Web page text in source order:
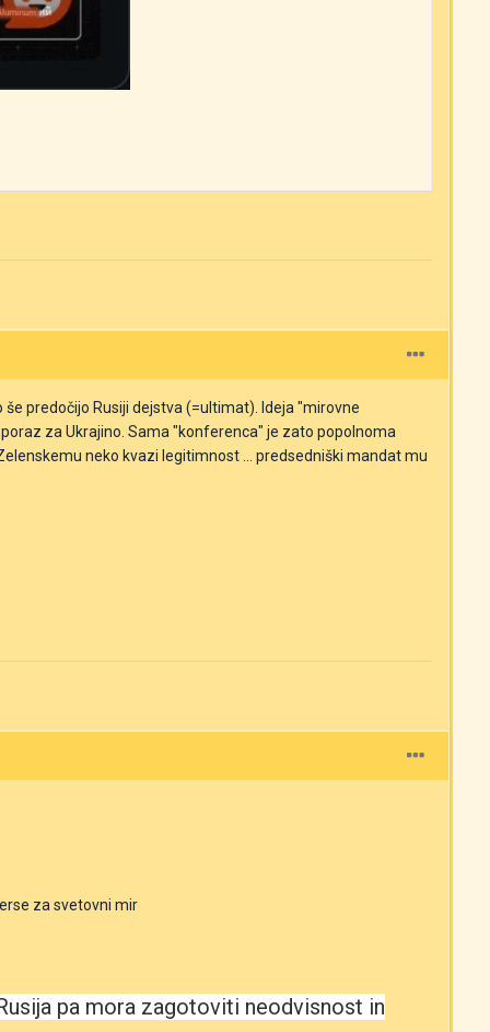
predočijo Rusiji dejstva (=ultimat). Ideja "mirovne
za Ukrajino. Sama "konferenca" je zato popolnoma
neko kvazi legitimnost ... predsedniški mandat mu
za svetovni mir
pa mora zagotoviti neodvisnost in